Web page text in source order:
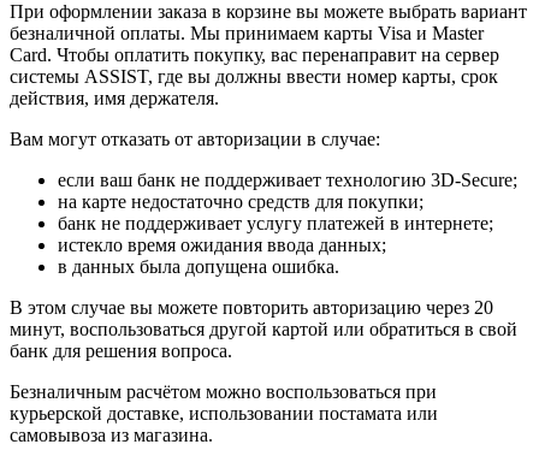
При оформлении заказа в корзине вы можете выбрать вариант
безналичной оплаты. Мы принимаем карты Visa и Master
Card. Чтобы оплатить покупку, вас перенаправит на сервер
системы ASSIST, где вы должны ввести номер карты, срок
действия, имя держателя.
Вам могут отказать от авторизации в случае:
если ваш банк не поддерживает технологию 3D-Secure;
на карте недостаточно средств для покупки;
банк не поддерживает услугу платежей в интернете;
истекло время ожидания ввода данных;
в данных была допущена ошибка.
В этом случае вы можете повторить авторизацию через 20
минут, воспользоваться другой картой или обратиться в свой
банк для решения вопроса.
Безналичным расчётом можно воспользоваться при
курьерской доставке, использовании постамата или
самовывоза из магазина.